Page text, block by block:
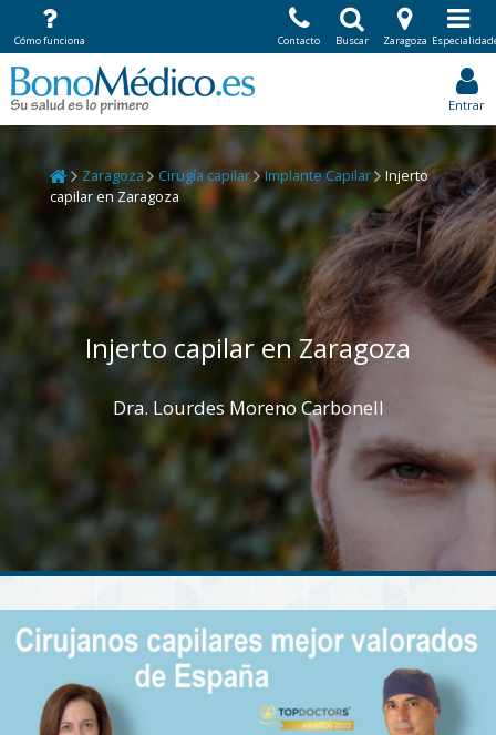
Entrar
Zaragoza Cirugía capilar Implante Capilar
Injerto
capilar en Zaragoza
Injerto capilar en Zaragoza
Dra. Lourdes Moreno Carbonell
Cómo funciona Contacto Buscar Zaragoza